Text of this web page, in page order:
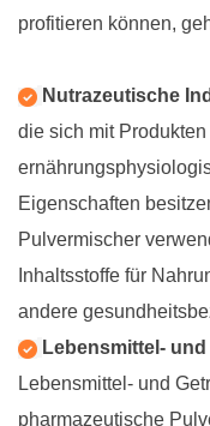
profitieren können,
Nutrazeutische
die sich mit
Eigenschaften
Pulvermischer
Inhaltsstoffe für
andere
Lebensmittel-
Lebensmittel- und
pharmazeutische